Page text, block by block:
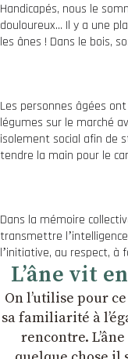
Handicapés, nous le
douloureux… Il y a une
les ânes ! Dans le bois,
Les personnes âgées
légumes sur le marché
isolement social afin de
tendre la main pour le
Dans la mémoire
transmettre
lʼinitiative, au respect, à
Lʼâne vit
On lʼutilise pour
sa familiarité à
rencontre.